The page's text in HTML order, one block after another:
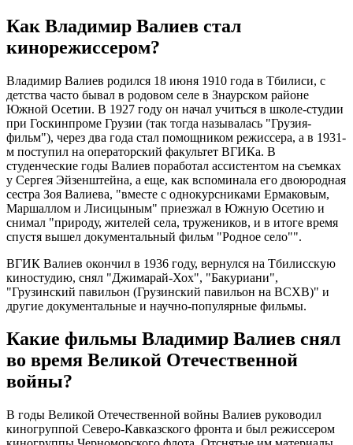
Как Владимир Валиев стал
кинорежиссером?
Владимир Валиев родился 18 июня 1910 года в Тбилиси, с
детства часто бывал в родовом селе в Знаурском районе
Южной Осетии. В 1927 году он начал учиться в школе-студии
при Госкинпроме Грузии (так тогда называлась "Грузия-
фильм"), через два года стал помощником режиссера, а в 1931-
м поступил на операторский факультет ВГИКа. В
студенческие годы Валиев поработал ассистентом на съемках
у Сергея Эйзенштейна, а еще, как вспоминала его двоюродная
сестра Зоя Валиева, "вместе с однокурсниками Ермаковым,
Маршаллом и Лисицыным" приезжал в Южную Осетию и
снимал "природу, жителей села, тружеников, и в итоге время
спустя вышел документальный фильм "Родное село"".
ВГИК Валиев окончил в 1936 году, вернулся на Тбилисскую
киностудию, снял "Джимарай-Хох", "Бакуриани",
"Грузинский павильон (Грузинский павильон на ВСХВ)" и
другие документальные и научно-популярные фильмы.
Какие фильмы Владимир Валиев снял
во время Великой Отечественной
войны?
В годы Великой Отечественной войны Валиев руководил
киногруппой Северо-Кавказского фронта и был режиссером